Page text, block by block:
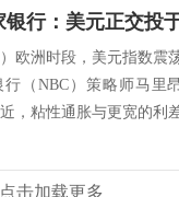
欧洲时段，美元指数震
行（NBC）策略师马里
，粘性通胀与更宽的利
点击加载更多